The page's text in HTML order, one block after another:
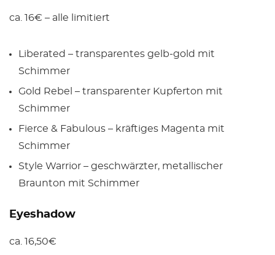
ca. 16€ – alle limitiert
Liberated – transparentes gelb-gold mit
Schimmer
Gold Rebel – transparenter Kupferton mit
Schimmer
Fierce & Fabulous – kräftiges Magenta mit
Schimmer
Style Warrior – geschwärzter, metallischer
Braunton mit Schimmer
Eyeshadow
ca. 16,50€